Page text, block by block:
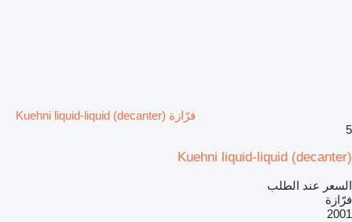
فرّازة Kuehni liquid-liquid (decanter)
5
Kuehni liquid-liquid (decanter)
السعر عند الطلب
فرّازة
2001